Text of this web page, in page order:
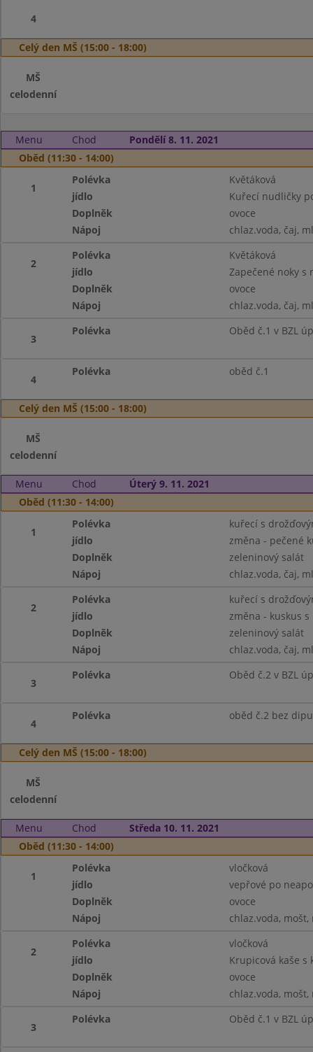
4
Celý den MŠ (15:00 - 18:00)
MŠ
celodenní
Menu Chod
Pondělí 8. 11. 2021
Oběd (11:30 - 14:00)
1
Polévka
Květáková
jídlo
Kuřecí nudličky
Doplněk
ovoce
Nápoj
chlaz.voda, čaj,
2
Polévka
Květáková
jídlo
Zapečené noky s
Doplněk
ovoce
Nápoj
chlaz.voda, čaj,
3
Polévka Oběd č.1 v BZL
4
Polévka oběd č.1
Celý den MŠ (15:00 - 18:00)
MŠ
celodenní
Menu Chod
Úterý 9. 11. 2021
Oběd (11:30 - 14:00)
1
Polévka
kuřecí s
jídlo
změna - pečené
Doplněk
zeleninový salát
Nápoj
chlaz.voda, čaj,
2
Polévka
kuřecí s
jídlo
změna - kuskus
Doplněk
zeleninový salát
Nápoj
chlaz.voda, čaj,
3
Polévka Oběd č.2 v BZL
4
Polévka oběd č.2 bez dipu
Celý den MŠ (15:00 - 18:00)
MŠ
celodenní
Menu Chod
Středa 10. 11. 2021
Oběd (11:30 - 14:00)
1
Polévka
vločková
jídlo
vepřové po
Doplněk
ovoce
Nápoj
chlaz.voda, mošt,
2
Polévka
vločková
jídlo
Krupicová kaše s
Doplněk
ovoce
Nápoj
chlaz.voda, mošt,
3
Polévka Oběd č.1 v BZL